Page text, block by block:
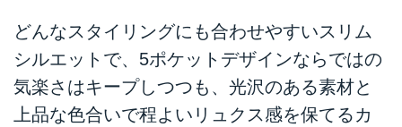
どんなスタイリングにも合わせやすいスリム
シルエットで、5ポケットデザインならではの
気楽さはキープしつつも、光沢のある素材と
上品な色合いで程よいリュクス感を保てるカ